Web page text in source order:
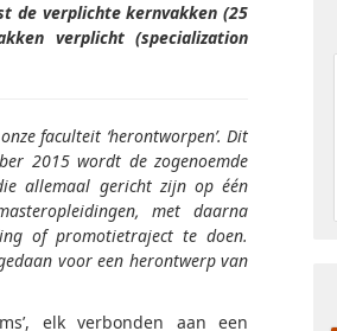
de verplichte kernvakken (25
verplicht (specialization
faculteit ‘herontworpen’. Dit
2015 wordt de zogenoemde
allemaal gericht zijn op één
met daarna
of promotietraject te doen.
voor een herontwerp van
elk verbonden aan een